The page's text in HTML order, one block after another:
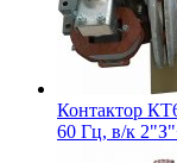
Контактор
60 Гц, в/к